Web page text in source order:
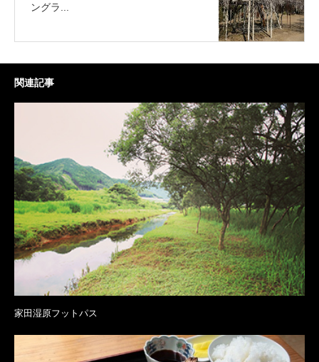
ングラ...
関連記事
家田湿原フットパス